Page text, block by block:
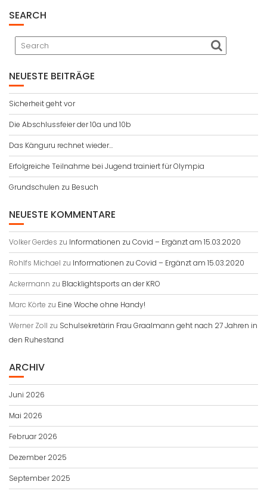
SEARCH
NEUESTE BEITRÄGE
Sicherheit geht vor
Die Abschlussfeier der 10a und 10b
Das Känguru rechnet wieder…
Erfolgreiche Teilnahme bei Jugend trainiert für Olympia
Grundschulen zu Besuch
NEUESTE KOMMENTARE
Volker Gerdes zu Informationen zu Covid – Ergänzt am 15.03.2020
Rohlfs Michael zu Informationen zu Covid – Ergänzt am 15.03.2020
Ackermann zu Blacklightsports an der KRO
Marc Körte zu Eine Woche ohne Handy!
Werner Zoll zu Schulsekretärin Frau Graalmann geht nach 27 Jahren in
den Ruhestand
ARCHIV
Juni 2026
Mai 2026
Februar 2026
Dezember 2025
September 2025